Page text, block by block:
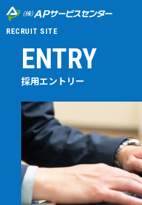
RECRUIT SITE
ENTRY
採用エントリー